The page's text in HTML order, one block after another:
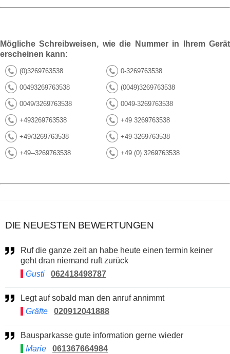
Mögliche Schreibweisen, wie die Nummer in Ihrem Gerät
erscheinen kann:
(0)3269763538 0-3269763538
00493269763538 (0049)3269763538
0049/3269763538 0049-3269763538
+493269763538 +49 3269763538
+49/3269763538 +49-3269763538
+49--3269763538 +49 (0) 3269763538
DIE NEUESTEN BEWERTUNGEN
Ruf die ganze zeit an habe heute einen termin keiner
geht dran niemand ruft zurück
Gusti
062418498787
Legt auf sobald man den anruf annimmt
Gräfte
020912041888
Bausparkasse gute information gerne wieder
Marie
061367664984